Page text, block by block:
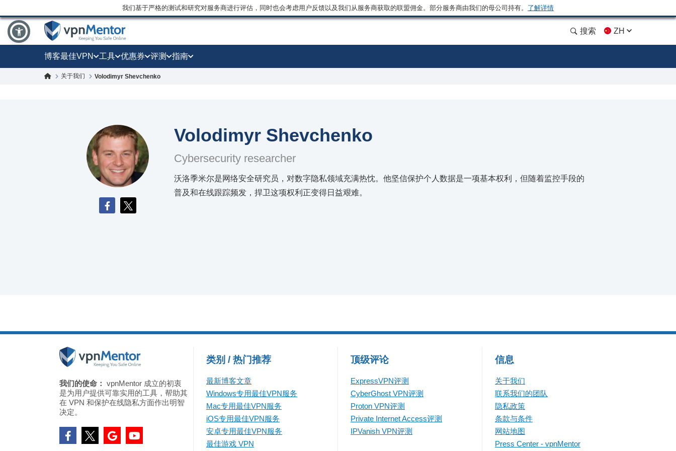
我们基于严格的测试和研究对服务商进行评估，同时也会考虑用户反馈以及我们从服务商获取的联盟佣金。部分服务商由我们的母公司持有。 了解详情
搜索 ZH
博客最佳VPN 工具 优惠券 评测 指南
关于我们 Volodimyr Shevchenko
Volodimyr Shevchenko
Cybersecurity researcher
沃洛季米尔是网络安全研究员，对数字隐私领域充满热忱。他坚信保护个人数据是一项基本权利，但随着监控手段的
普及和在线跟踪频发，捍卫这项权利正变得日益艰难。
我们的使命： vpnMentor 成立的初衷
是为用户提供可靠实用的工具，帮助其
在 VPN 和保护在线隐私方面作出明智
决定。
类别 / 热门推荐
最新博客文章
Windows专用最佳VPN服务
Mac专用最佳VPN服务
iOS专用最佳VPN服务
安卓专用最佳VPN服务
最佳游戏 VPN
顶级评论
ExpressVPN评测
CyberGhost VPN评测
Proton VPN评测
Private Internet Access评测
IPVanish VPN评测
信息
关于我们
联系我们的团队
隐私政策
条款与条件
网站地图
Press Center - vpnMentor